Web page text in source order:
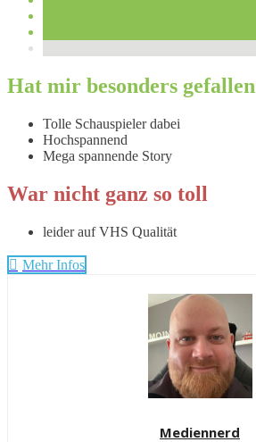
Hat mir besonders gefallen
Tolle Schauspieler dabei
Hochspannend
Mega spannende Story
War nicht ganz so toll
leider auf VHS Qualität
Mehr Infos
Mediennerd